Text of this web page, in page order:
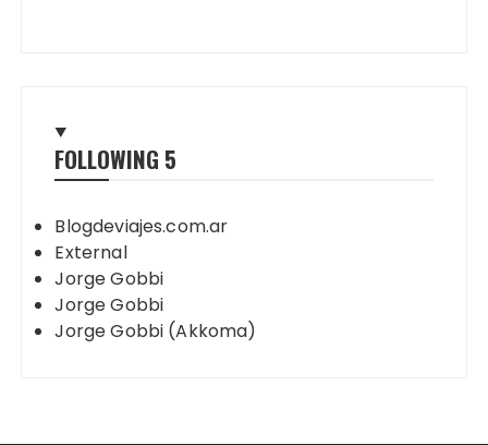
FOLLOWING 5
Blogdeviajes.com.ar
External
Jorge Gobbi
Jorge Gobbi
Jorge Gobbi (Akkoma)